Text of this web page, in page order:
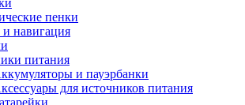
пенки
навигация
питания
и пауэрбанки
для источников питания